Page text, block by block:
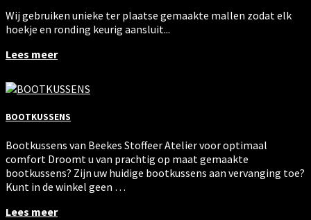
Wij gebruiken unieke ter plaatse gemaakte mallen zodat elk
hoekje en ronding keurig aansluit...
Lees meer
BOOTKUSSENS
Bootkussens van Beekes Stoffeer Atelier voor optimaal
comfort Droomt u van prachtig op maat gemaakte
bootkussens? Zijn uw huidige bootkussens aan vervanging toe?
Kunt in de winkel geen …
Lees meer